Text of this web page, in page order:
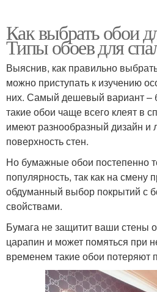
Как выбрать обои
Типы обоев для
Выяснив, как правильно
можно приступать к изучению
них. Самый дешевый вариант –
такие обои чаще всего клеят в
имеют разнообразный дизайн и
поверхность стен.
Но бумажные обои постепенно
популярность, так как на смену
обдуманный выбор покрытий с
свойствами.
Бумага не защитит ваши стены
царапин и может помяться при
временем такие обои потеряют